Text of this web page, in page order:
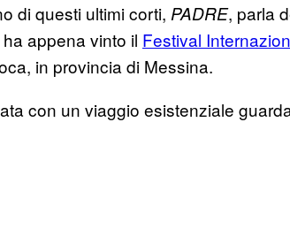
di questi ultimi corti, PADRE, parla
appena vinto il Festival
in provincia di Messina.
con un viaggio esistenziale